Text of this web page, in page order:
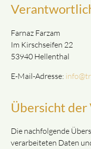
Farnaz Farzam
Im Kirschseifen 22
53940 Hellenthal
E-Mail-Adresse:
Übersicht
Die nachfolgende
verarbeiteten Daten